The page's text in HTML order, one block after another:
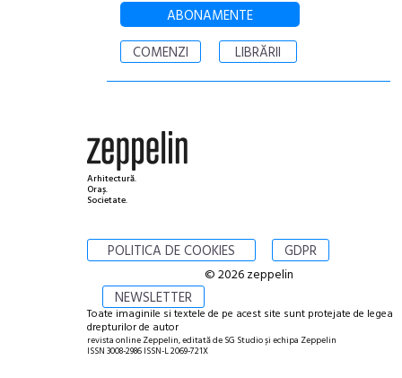
ABONAMENTE
COMENZI
LIBRĂRII
Arhitectură.
Oraș.
Societate.
POLITICA DE COOKIES GDPR
NEWSLETTER
© 2026 zeppelin
Toate imaginile si textele de pe acest site sunt protejate de legea
drepturilor de autor
revista online Zeppelin, editată de SG Studio și echipa Zeppelin
ISSN 3008-2986 ISSN-L 2069-721X